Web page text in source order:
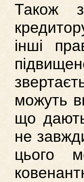
Також
інші
можуть
що
не
цього